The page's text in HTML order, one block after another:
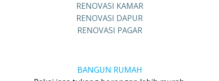
RENOVASI KAMAR
RENOVASI DAPUR
RENOVASI PAGAR
BANGUN RUMAH